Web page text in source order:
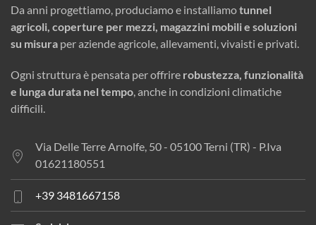
Da anni progettiamo, produciamo e installiamotunnel
agricoli, coperture per mezzi, magazzini mobili e soluzioni
su misura per aziende agricole, allevamenti, vivaisti e privati.
Ogni struttura è pensata per offrire robustezza, funzionalità
e lunga durata nel tempo, anche in condizioni climatiche
difficili.
Via Delle Terre Arnolfe, 50 - 05100 Terni (TR) - P.Iva
01621180551
+39 3481667158